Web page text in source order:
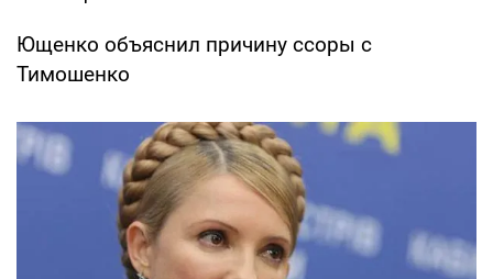
Ющенко объяснил причину ссоры с
Тимошенко